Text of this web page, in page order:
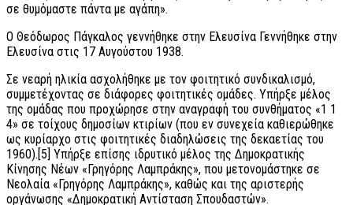
σε θυμόμαστε πάντα με αγάπη».
O Θεόδωρος Πάγκαλος γεννήθηκε στην Ελευσίνα Γεννήθηκε στην
Ελευσίνα στις 17 Αυγούστου 1938.
Σε νεαρή ηλικία ασχολήθηκε με τον φοιτητικό συνδικαλισμό,
συμμετέχοντας σε διάφορες φοιτητικές ομάδες. Υπήρξε μέλος
της ομάδας που προχώρησε στην αναγραφή του συνθήματος «1 1
4» σε τοίχους δημοσίων κτιρίων (που εν συνεχεία καθιερώθηκε
ως κυρίαρχο στις φοιτητικές διαδηλώσεις της δεκαετίας του
1960).[5] Υπήρξε επίσης ιδρυτικό μέλος της Δημοκρατικής
Κίνησης Νέων «Γρηγόρης Λαμπράκης», που μετονομάστηκε σε
Νεολαία «Γρηγόρης Λαμπράκης», καθώς και της αριστερής
οργάνωσης «Δημοκρατική Αντίσταση Σπουδαστών».